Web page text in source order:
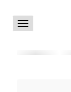
Toggle